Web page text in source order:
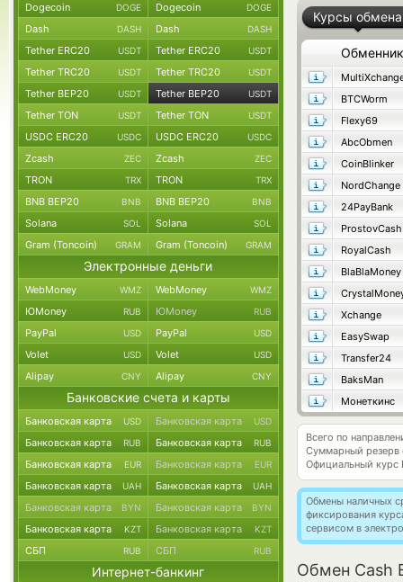
Курсы обмена
Обменник
BTCWorm
Flexy69
AbcObmen
CoinBlinker
NordChange
24PayBank
ProstovCash
RoyalCash
BlaBlaMoney
Xchange
EasySwap
Transfer24
BaksMan
Монеткинс
Всего по
Суммарный резерв
Официальный курс
Обмены наличных
фиксирования
сервисом в
Обмен Cash
Dogecoin DOGE Dogecoin DOGE
Dash DASH Dash DASH
Tether ERC20 USDT Tether ERC20 USDT
Tether TRC20 USDT Tether TRC20 USDT
Tether BEP20 USDT Tether BEP20 USDT
Tether TON USDT Tether TON USDT
USDC ERC20 USDC USDC ERC20 USDC
Zcash ZEC Zcash ZEC
TRON TRX TRON TRX
BNB BEP20 BNB BNB BEP20 BNB
Solana SOL Solana SOL
Gram (Toncoin) GRAM Gram (Toncoin) GRAM
Электронные деньги
WebMoney WMZ WebMoney WMZ
ЮMoney RUB ЮMoney RUB
PayPal USD PayPal USD
Volet USD Volet USD
Alipay CNY Alipay CNY
Банковские счета и карты
Банковская карта USD Банковская карта USD
Банковская карта RUB Банковская карта RUB
Банковская карта EUR Банковская карта EUR
Банковская карта UAH Банковская карта UAH
Банковская карта BYN Банковская карта BYN
Банковская карта KZT Банковская карта KZT
СБП RUB СБП RUB
Интернет-банкинг